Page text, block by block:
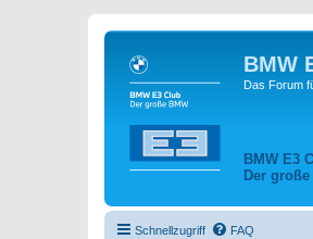
BMW
Das Forum
BMW E3
Der große
Schnellzugriff FAQ